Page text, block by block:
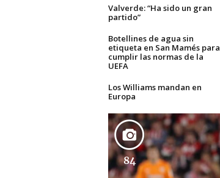
Valverde: “Ha sido un gran
partido”
Botellines de agua sin
etiqueta en San Mamés para
cumplir las normas de la
UEFA
Los Williams mandan en
Europa
84